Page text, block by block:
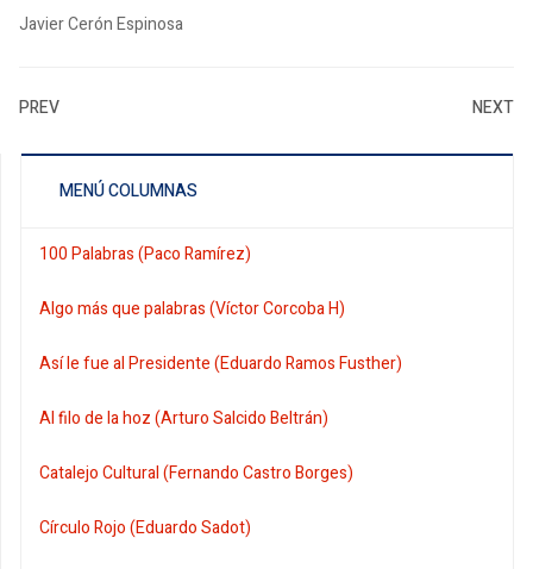
Javier Cerón Espinosa
PREV NEXT
MENÚ COLUMNAS
100 Palabras (Paco Ramírez)
Algo más que palabras (Víctor Corcoba H)
Así le fue al Presidente (Eduardo Ramos Fusther)
Al filo de la hoz (Arturo Salcido Beltrán)
Catalejo Cultural (Fernando Castro Borges)
Círculo Rojo (Eduardo Sadot)